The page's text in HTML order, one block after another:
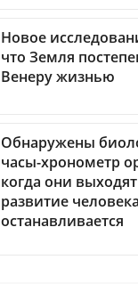
Новое
что Земля
Венеру жизнью
Обнаружены
часы-хронометр
когда они
развитие человека
останавливается